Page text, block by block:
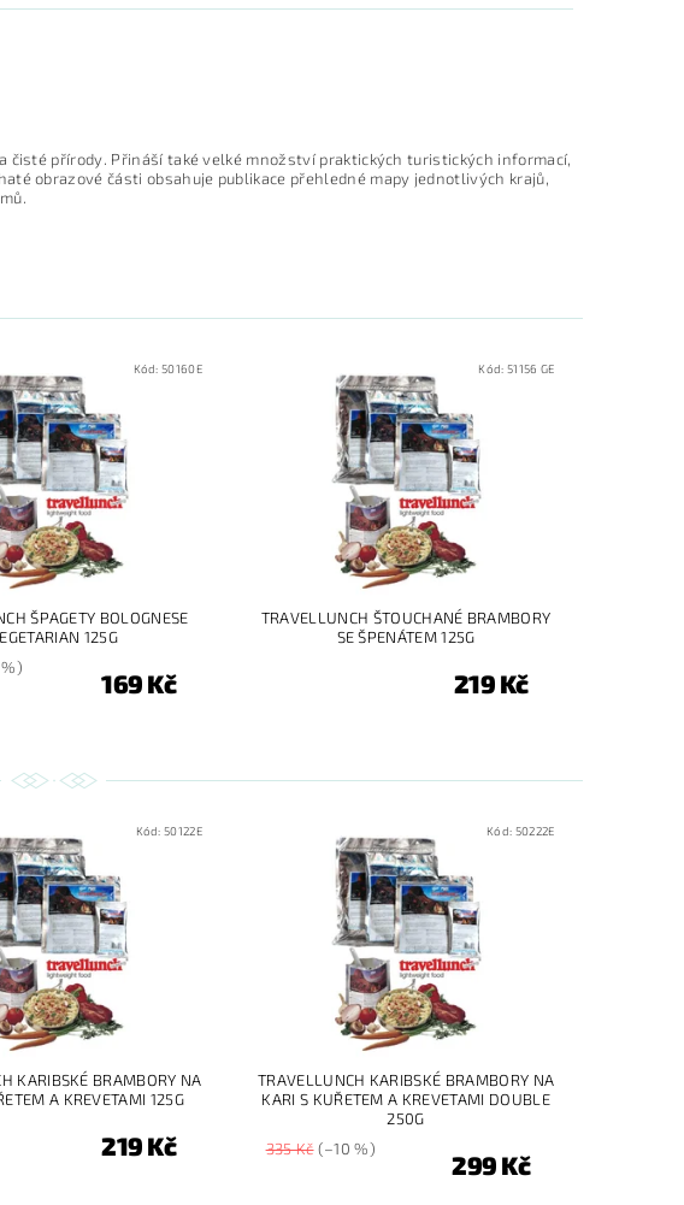
čisté přírody. Přináší také velké množství praktických turistických informací,
obrazové části obsahuje publikace přehledné mapy jednotlivých krajů,
Kód:50160E
ŠPAGETY BOLOGNESE
125G
169 Kč
Kód:51156 GE
TRAVELLUNCH ŠTOUCHANÉ BRAMBORY
SE ŠPENÁTEM 125G
219 Kč
Kód:50122E
KARIBSKÉ BRAMBORY NA
A KREVETAMI 125G
219 Kč
Kód: 50222E
TRAVELLUNCH KARIBSKÉ BRAMBORY NA
KARI S KUŘETEM A KREVETAMI DOUBLE
250G
335 Kč(–10 %)
299 Kč